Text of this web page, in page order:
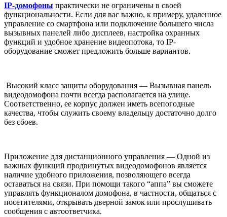
IP-домофоны практически не ограничены в своей
функциональности. Если для вас важно, к примеру, удаленное
управление со смартфона или подключение большего числа
вызывных панелей либо дисплеев, настройка охранных
функций и удобное хранение видеопотока, то IP-
оборудование сможет предложить больше вариантов.
Высокий класс защиты оборудования — Вызывная панель
видеодомофона почти всегда располагается на улице.
Соответственно, ее корпус должен иметь всепогодные
качества, чтобы служить своему владельцу достаточно долго
без сбоев.
Приложение для дистанционного управления — Одной из
важных функций продвинутых видеодомофонов является
наличие удобного приложения, позволяющего всегда
оставаться на связи. При помощи такого “аппа” вы сможете
управлять функционалом домофона, в частности, общаться с
посетителями, открывать дверной замок или прослушивать
сообщения с автоответчика.